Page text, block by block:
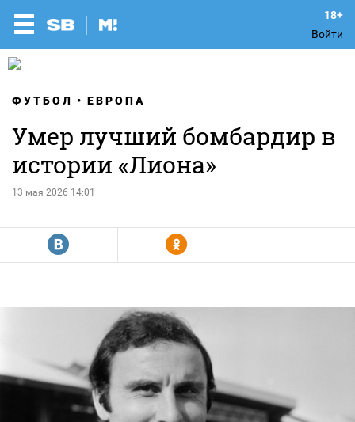
Войти
ФУТБОЛ ЕВРОПА
Умер лучший бомбардир в
истории «Лиона»
13 мая 2026 14:01
R Y